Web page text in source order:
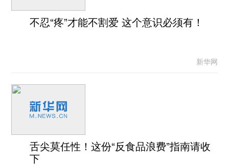
不忍“疼”才能不割爱 这个意识必须有！
新华网
舌尖莫任性！这份“反食品浪费”指南请收
下